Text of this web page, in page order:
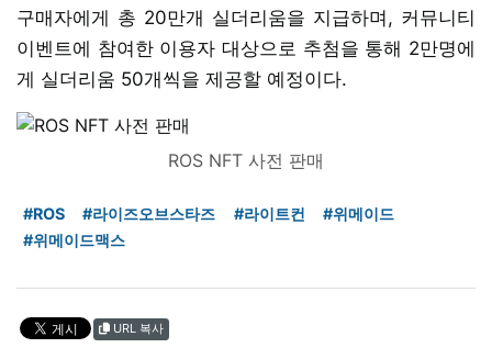
구매자에게 총 20만개 실더리움을 지급하며, 커뮤니티
이벤트에 참여한 이용자 대상으로 추첨을 통해 2만명에
게 실더리움 50개씩을 제공할 예정이다.
ROS NFT 사전 판매
#ROS #라이즈오브스타즈 #라이트컨
#위메이드
#위메이드맥스
URL 복사